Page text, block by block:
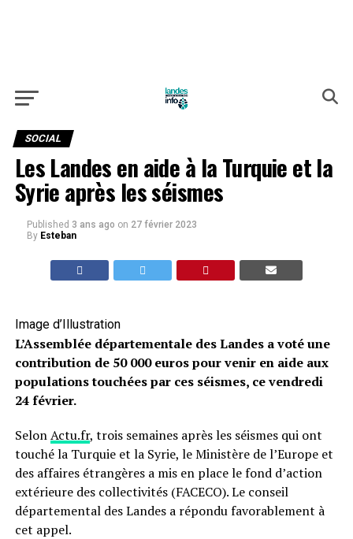
SOCIAL
Les Landes en aide à la Turquie et la
Syrie après les séismes
Published 3 ans ago on 27 février 2023
By Esteban
Image d’Illustration
L’Assemblée départementale des Landes a voté une
contribution de 50 000 euros pour venir en aide aux
populations touchées par ces séismes, ce vendredi
24 février.
SelonActu.fr, trois semaines après les séismes qui ont
touché la Turquie et la Syrie, le Ministère de l’Europe et
des affaires étrangères a mis en place le fond d’action
extérieure des collectivités (FACECO). Le conseil
départemental des Landes a répondu favorablement à
cet appel.